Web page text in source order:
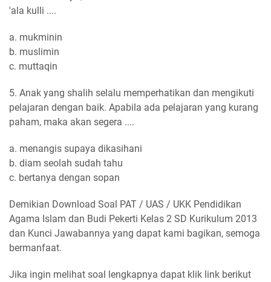
'ala kulli ....
a. mukminin
b. muslimin
c. muttaqin
5. Anak yang shalih selalu memperhatikan dan mengikuti
pelajaran dengan baik. Apabila ada pelajaran yang kurang
paham, maka akan segera ....
a. menangis supaya dikasihani
b. diam seolah sudah tahu
c. bertanya dengan sopan
Demikian Download Soal PAT / UAS / UKK Pendidikan
Agama Islam dan Budi Pekerti Kelas 2 SD Kurikulum 2013
dan Kunci Jawabannya yang dapat kami bagikan, semoga
bermanfaat.
Jika ingin melihat soal lengkapnya dapat klik link berikut